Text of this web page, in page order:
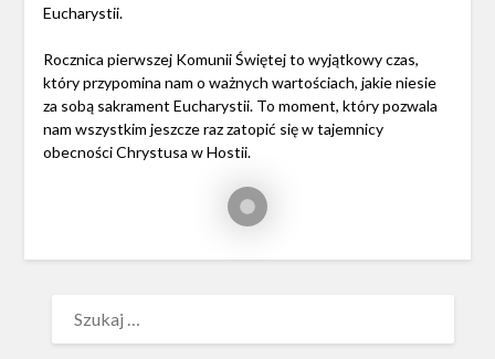
Eucharystii.
Rocznica pierwszej Komunii Świętej to wyjątkowy czas,
który przypomina nam o ważnych wartościach, jakie niesie
za sobą sakrament Eucharystii. To moment, który pozwala
nam wszystkim jeszcze raz zatopić się w tajemnicy
obecności Chrystusa w Hostii.